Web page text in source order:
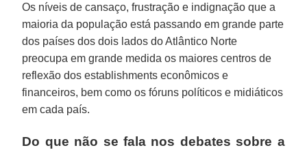
Os níveis de cansaço, frustração e indignação que a
maioria da população está passando em grande parte
dos países dos dois lados do Atlântico Norte
preocupa em grande medida os maiores centros de
reflexão dos establishments econômicos e
financeiros, bem como os fóruns políticos e midiáticos
em cada país.
Do que não se fala nos debates sobre a